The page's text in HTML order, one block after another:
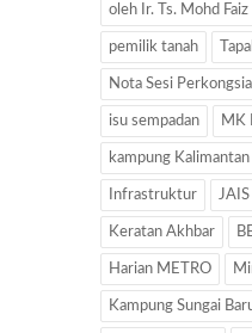
oleh Ir. Ts. Mohd Faiz
pemilik tanah
Nota Sesi
isu sempadan MK
kampung Kalimantan
Infrastruktur JAIS
Keratan Akhbar
Harian METRO
Kampung Sungai